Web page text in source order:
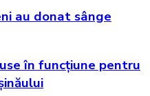
au donat sânge
în funcțiune pentru